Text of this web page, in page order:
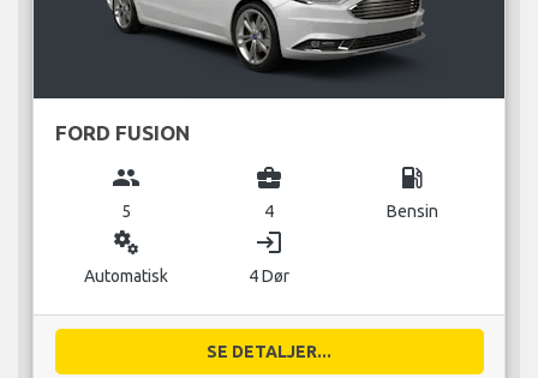
FORD FUSION
group
5
business_center
4
local_gas_station
Bensin
miscellaneous_services
Automatisk
login
4 Dør
SE DETALJER...